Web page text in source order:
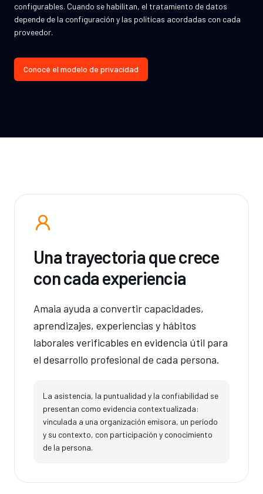
configurables. Cuando se habilitan, el tratamiento de datos
depende de la configuración y las políticas acordadas con cada
proveedor.
Conocé el modelo de privacidad
Una trayectoria que crece
con cada experiencia
Amaia ayuda a convertir capacidades,
aprendizajes, experiencias y hábitos
laborales verificables en evidencia útil para
el desarrollo profesional de cada persona.
La asistencia, la puntualidad y la confiabilidad se
presentan como evidencia contextualizada:
vinculada a una organización emisora, un período
y su contexto, con participación y conocimiento
de la persona.